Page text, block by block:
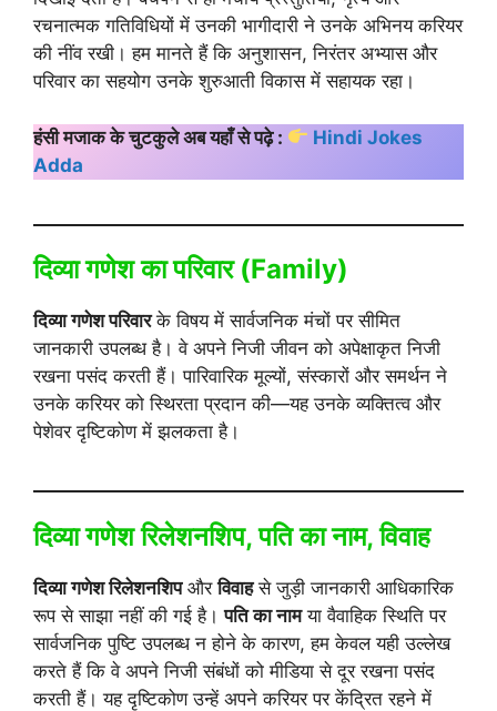
रचनात्मक गतिविधियों में उनकी भागीदारी ने उनके अभिनय करियर
की नींव रखी। हम मानते हैं कि अनुशासन, निरंतर अभ्यास और
परिवार का सहयोग उनके शुरुआती विकास में सहायक रहा।
हंसी मजाक के चुटकुले अब यहाँ से पढ़े :
Hindi Jokes
Adda
दिव्या गणेश का परिवार (Family)
दिव्या गणेश परिवारके विषय में सार्वजनिक मंचों पर सीमित
जानकारी उपलब्ध है। वे अपने निजी जीवन को अपेक्षाकृत निजी
रखना पसंद करती हैं। पारिवारिक मूल्यों, संस्कारों और समर्थन ने
उनके करियर को स्थिरता प्रदान की—यह उनके व्यक्तित्व और
पेशेवर दृष्टिकोण में झलकता है।
दिव्या गणेश रिलेशनशिप, पति का नाम, विवाह
दिव्या गणेश रिलेशनशिपऔरविवाहसे जुड़ी जानकारी आधिकारिक
रूप से साझा नहीं की गई है।पति का नामया वैवाहिक स्थिति पर
सार्वजनिक पुष्टि उपलब्ध न होने के कारण, हम केवल यही उल्लेख
करते हैं कि वे अपने निजी संबंधों को मीडिया से दूर रखना पसंद
करती हैं। यह दृष्टिकोण उन्हें अपने करियर पर केंद्रित रहने में